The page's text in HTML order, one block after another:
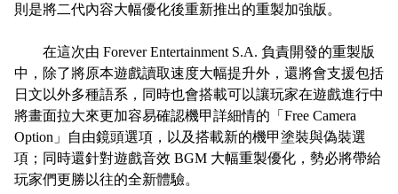
則是將二代內容大幅優化後重新推出的重製加強版。
在這次由 Forever Entertainment S.A. 負責開發的重製版
中，除了將原本遊戲讀取速度大幅提升外，還將會支援包括
日文以外多種語系，同時也會搭載可以讓玩家在遊戲進行中
將畫面拉大來更加容易確認機甲詳細情的「Free Camera
Option」自由鏡頭選項，以及搭載新的機甲塗裝與偽裝選
項；同時還針對遊戲音效 BGM 大幅重製優化，勢必將帶給
玩家們更勝以往的全新體驗。